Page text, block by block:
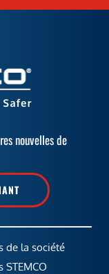
nouvelles de
de la société
STEMCO